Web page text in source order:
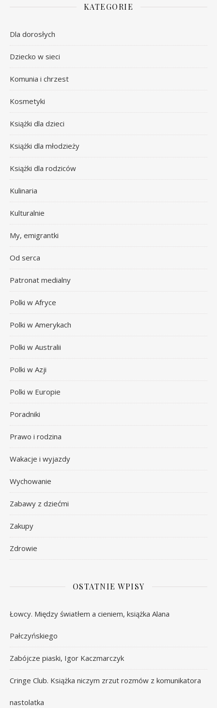
KATEGORIE
Dla dorosłych
Dziecko w sieci
Komunia i chrzest
Kosmetyki
Książki dla dzieci
Książki dla młodzieży
Książki dla rodziców
Kulinaria
Kulturalnie
My, emigrantki
Od serca
Patronat medialny
Polki w Afryce
Polki w Amerykach
Polki w Australii
Polki w Azji
Polki w Europie
Poradniki
Prawo i rodzina
Wakacje i wyjazdy
Wychowanie
Zabawy z dziećmi
Zakupy
Zdrowie
OSTATNIE WPISY
Łowcy. Między światłem a cieniem, książka Alana
Pałczyńskiego
Zabójcze piaski, Igor Kaczmarczyk
Cringe Club. Książka niczym zrzut rozmów z komunikatora
nastolatka